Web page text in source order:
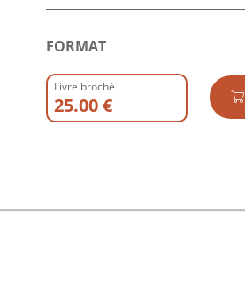
FORMAT
Livre broché
25.00 €